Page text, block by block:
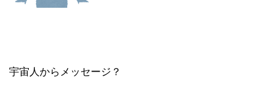
宇宙人からメッセージ？